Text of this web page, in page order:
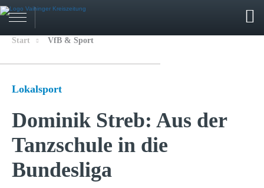
Start VfB & Sport
Lokalsport
Dominik Streb: Aus der
Tanzschule in die
Bundesliga